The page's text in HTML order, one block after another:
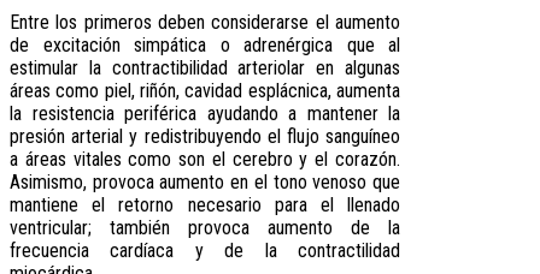
Entre los primeros deben considerarse el aumento
de excitación simpática o adrenérgica que al
estimular la contractibilidad arteriolar en algunas
áreas como piel, riñón, cavidad esplácnica, aumenta
la resistencia periférica ayudando a mantener la
presión arterial y redistribuyendo el flujo sanguíneo
a áreas vitales como son el cerebro y el corazón.
Asimismo, provoca aumento en el tono venoso que
mantiene el retorno necesario para el llenado
ventricular; también provoca aumento de la
frecuencia cardíaca y de la contractilidad